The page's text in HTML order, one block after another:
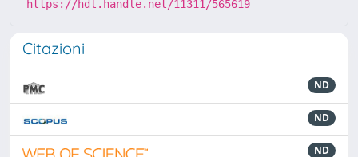
https://hdl.handle.net/11311/565619
Citazioni
ND
ND
ND